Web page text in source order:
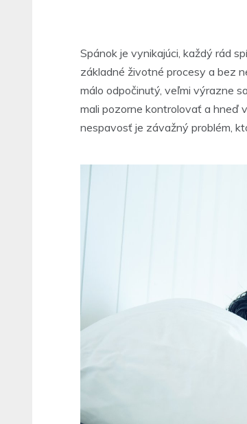
Spánok je vynikajúci, každý rád
základné životné procesy a bez
málo odpočinutý, veľmi výrazne
mali pozorne kontrolovať a hneď
nespavosť je závažný problém,